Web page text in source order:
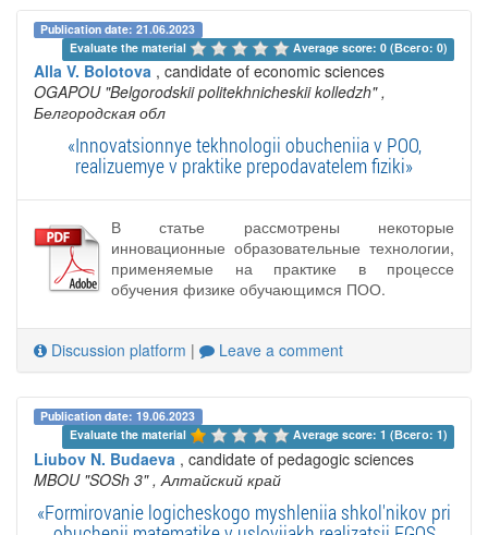
Publication date: 21.06.2023
Evaluate the material
Average score: 0 (Всего: 0)
Alla V. Bolotova , candidate of economic sciences
OGAPOU "Belgorodskii politekhnicheskii kolledzh" ,
Белгородская обл
«Innovatsionnye tekhnologii obucheniia v POO,
realizuemye v praktike prepodavatelem fiziki»
В статье рассмотрены некоторые
инновационные образовательные технологии,
применяемые на практике в процессе
обучения физике обучающимся ПОО.
Discussion platform | Leave a comment
Publication date: 19.06.2023
Evaluate the material
Average score: 1 (Всего: 1)
Liubov N. Budaeva , candidate of pedagogic sciences
MBOU "SOSh 3" , Алтайский край
«Formirovanie logicheskogo myshleniia shkol'nikov pri